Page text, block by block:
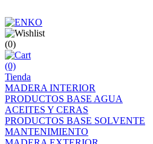
(0)
(0)
Tienda
MADERA INTERIOR
PRODUCTOS BASE AGUA
ACEITES Y CERAS
PRODUCTOS BASE SOLVENTE
MANTENIMIENTO